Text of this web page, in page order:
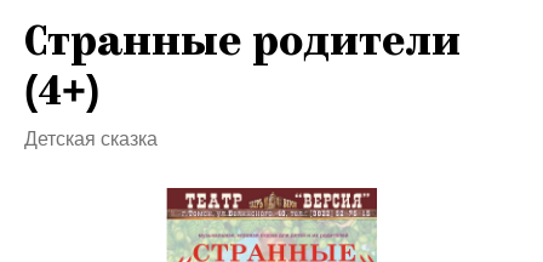
Странные родители
(4+)
Детская сказка